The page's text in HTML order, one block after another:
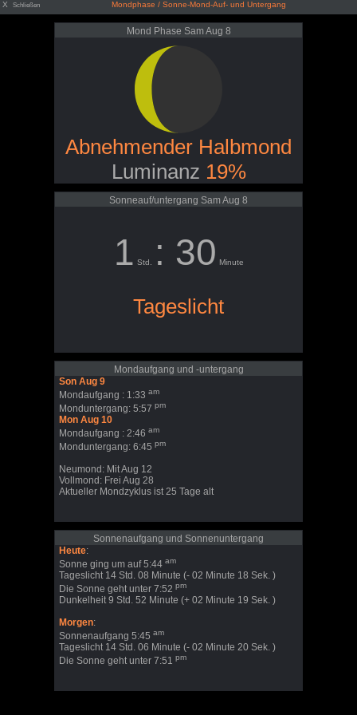
X Schließen Mondphase / Sonne-Mond-Auf- und Untergang
Mond Phase Sam Aug 8
Abnehmender Halbmond
Luminanz 19%
Sonneauf/untergang Sam Aug 8
1 Std. : 30 Minute
Tageslicht
Mondaufgang und -untergang
Son Aug 9
Mondaufgang : 1:33 am
Monduntergang: 5:57 pm
Mon Aug 10
Mondaufgang : 2:46 am
Monduntergang: 6:45 pm
Neumond: Mit Aug 12
Vollmond: Frei Aug 28
Aktueller Mondzyklus ist 25 Tage alt
Sonnenaufgang und Sonnenuntergang
Heute:
Sonne ging um auf 5:44 am
Tageslicht 14 Std. 08 Minute (- 02 Minute 18 Sek. )
Die Sonne geht unter 7:52 pm
Dunkelheit 9 Std. 52 Minute (+ 02 Minute 19 Sek. )
Morgen:
Sonnenaufgang 5:45 am
Tageslicht 14 Std. 06 Minute (- 02 Minute 20 Sek. )
Die Sonne geht unter 7:51 pm